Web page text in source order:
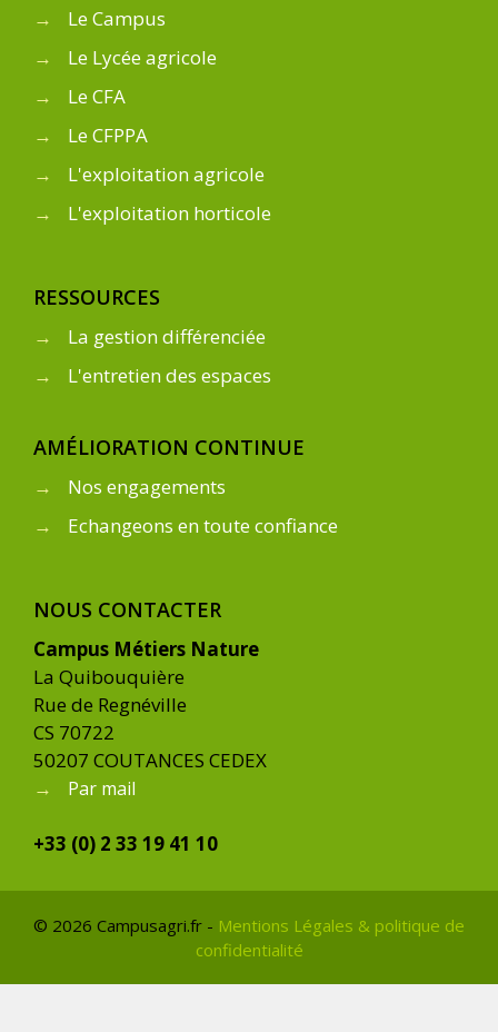
→
Le Campus
→
Le Lycée agricole
→
Le CFA
→
Le CFPPA
→
L'exploitation agricole
→
L'exploitation horticole
RESSOURCES
→
La gestion différenciée
→
L'entretien des espaces
AMÉLIORATION CONTINUE
→
Nos engagements
→
Echangeons en toute confiance
NOUS CONTACTER
Campus Métiers Nature
La Quibouquière
Rue de Regnéville
CS 70722
50207 COUTANCES CEDEX
→
Par mail
+33 (0) 2 33 19 41 10
© 2026 Campusagri.fr - Mentions Légales & politique de
confidentialité